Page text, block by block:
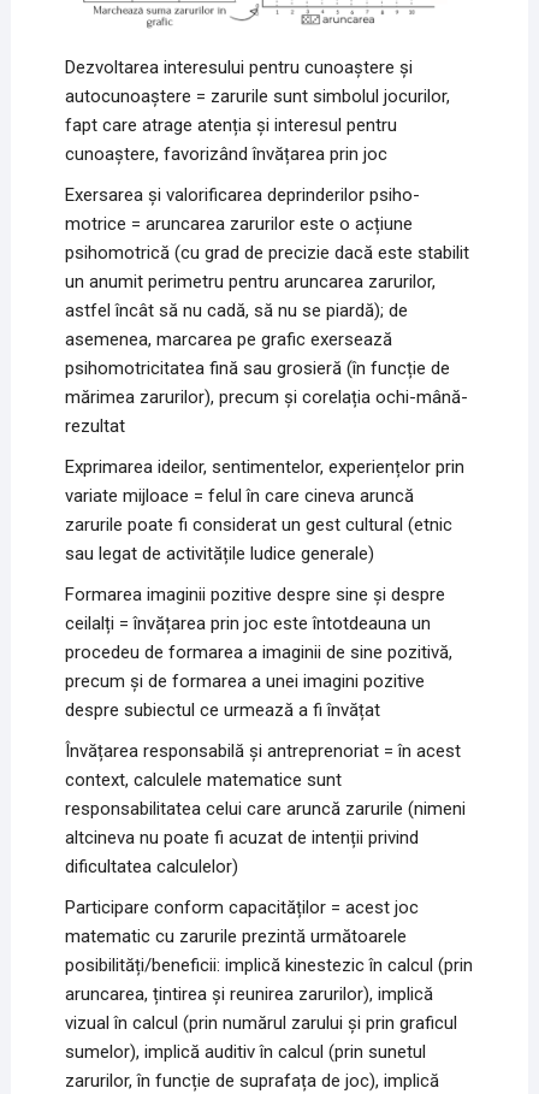
Dezvoltarea interesului pentru cunoaștere și
autocunoaștere = zarurile sunt simbolul jocurilor,
fapt care atrage atenția și interesul pentru
cunoaștere, favorizând învățarea prin joc
Exersarea și valorificarea deprinderilor psiho-
motrice = aruncarea zarurilor este o acțiune
psihomotrică (cu grad de precizie dacă este stabilit
un anumit perimetru pentru aruncarea zarurilor,
astfel încât să nu cadă, să nu se piardă); de
asemenea, marcarea pe grafic exersează
psihomotricitatea fină sau grosieră (în funcție de
mărimea zarurilor), precum și corelația ochi-mână-
rezultat
Exprimarea ideilor, sentimentelor, experiențelor prin
variate mijloace = felul în care cineva aruncă
zarurile poate fi considerat un gest cultural (etnic
sau legat de activitățile ludice generale)
Formarea imaginii pozitive despre sine și despre
ceilalți = învățarea prin joc este întotdeauna un
procedeu de formarea a imaginii de sine pozitivă,
precum și de formarea a unei imagini pozitive
despre subiectul ce urmează a fi învățat
Învățarea responsabilă și antreprenoriat = în acest
context, calculele matematice sunt
responsabilitatea celui care aruncă zarurile (nimeni
altcineva nu poate fi acuzat de intenții privind
dificultatea calculelor)
Participare conform capacităților = acest joc
matematic cu zarurile prezintă următoarele
posibilități/beneficii: implică kinestezic în calcul (prin
aruncarea, țintirea și reunirea zarurilor), implică
vizual în calcul (prin numărul zarului și prin graficul
sumelor), implică auditiv în calcul (prin sunetul
zarurilor, în funcție de suprafața de joc), implică